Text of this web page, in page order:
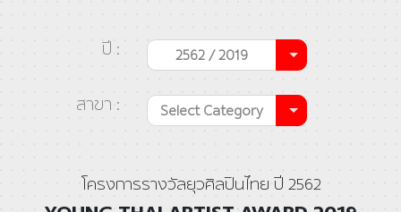
ปี : 2562 / 2019
สาขา : Select Category
โครงการรางวัลยุวศิลปินไทย ปี 2562